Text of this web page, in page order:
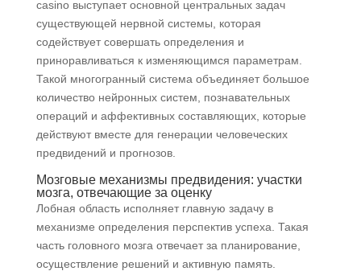
casino выступает основной центральных задач
существующей нервной системы, которая
содействует совершать определения и
приноравливаться к изменяющимся параметрам.
Такой многогранный система объединяет большое
количество нейронных систем, познавательных
операций и аффективных составляющих, которые
действуют вместе для генерации человеческих
предвидений и прогнозов.
Мозговые механизмы предвидения: участки
мозга, отвечающие за оценку
Лобная область исполняет главную задачу в
механизме определения перспектив успеха. Такая
часть головного мозга отвечает за планирование,
осуществление решений и активную память.